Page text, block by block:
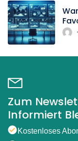
Zum
Informiert
Kostenloses